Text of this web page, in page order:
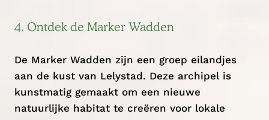
4. Ontdek de Marker Wadden
De Marker Wadden zijn een groep eilandjes
aan de kust van Lelystad. Deze archipel is
kunstmatig gemaakt om een nieuwe
natuurlijke habitat te creëren voor lokale